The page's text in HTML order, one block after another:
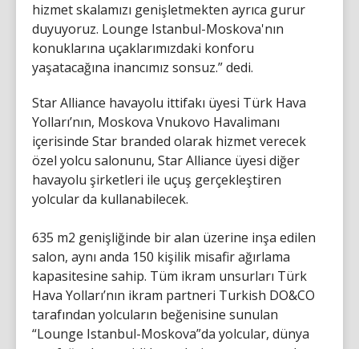
hizmet skalamızı genişletmekten ayrıca gurur
duyuyoruz. Lounge Istanbul-Moskova'nın
konuklarına uçaklarımızdaki konforu
yaşatacağına inancımız sonsuz.” dedi.
Star Alliance havayolu ittifakı üyesi Türk Hava
Yolları’nın, Moskova Vnukovo Havalimanı
içerisinde Star branded olarak hizmet verecek
özel yolcu salonunu, Star Alliance üyesi diğer
havayolu şirketleri ile uçuş gerçekleştiren
yolcular da kullanabilecek.
635 m2 genişliğinde bir alan üzerine inşa edilen
salon, aynı anda 150 kişilik misafir ağırlama
kapasitesine sahip. Tüm ikram unsurları Türk
Hava Yolları’nın ikram partneri Turkish DO&CO
tarafından yolcuların beğenisine sunulan
“Lounge Istanbul-Moskova”da yolcular, dünya